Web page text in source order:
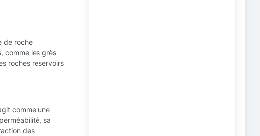
de roche
comme les grès
roches réservoirs
comme une
sa
des